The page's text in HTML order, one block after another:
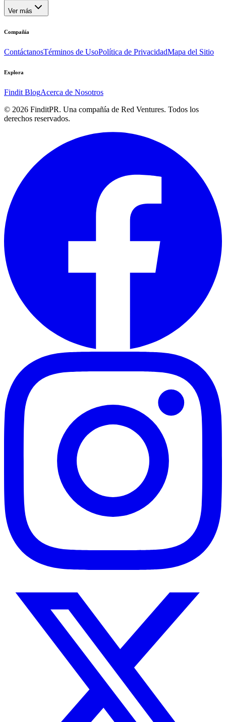
Ver más
Compañía
ContáctanosTérminos de UsoPolítica de PrivacidadMapa del Sitio
Explora
Findit BlogAcerca de Nosotros
© 2026 FinditPR. Una compañía de Red Ventures. Todos los
derechos reservados.